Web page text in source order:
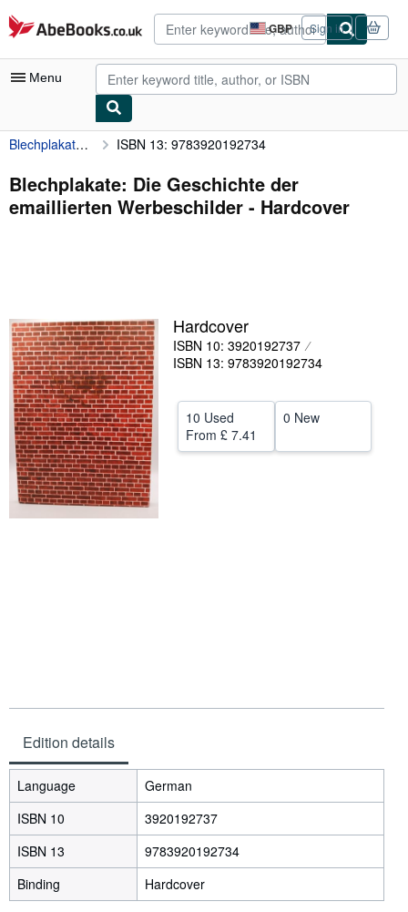
Skip to main content
AbeBooks.co.uk GBP
Site
shopping
preferences
Sign in
Menu
My Account
My Purchases
Advanced Search
Textbooks
Sellers
Start Selling
Help
Blechplakate: Die Geschichte der emaillierten Werbeschilder ISBN 13: 9783920192734
Blechplakate: Die Geschichte der
emaillierten Werbeschilder - Hardcover
Hardcover
ISBN 10: 3920192737
ISBN 13: 9783920192734
10 Used
From £ 7.41
0 New
Edition details
Language
German
ISBN 10
3920192737
ISBN 13
9783920192734
Binding
Hardcover